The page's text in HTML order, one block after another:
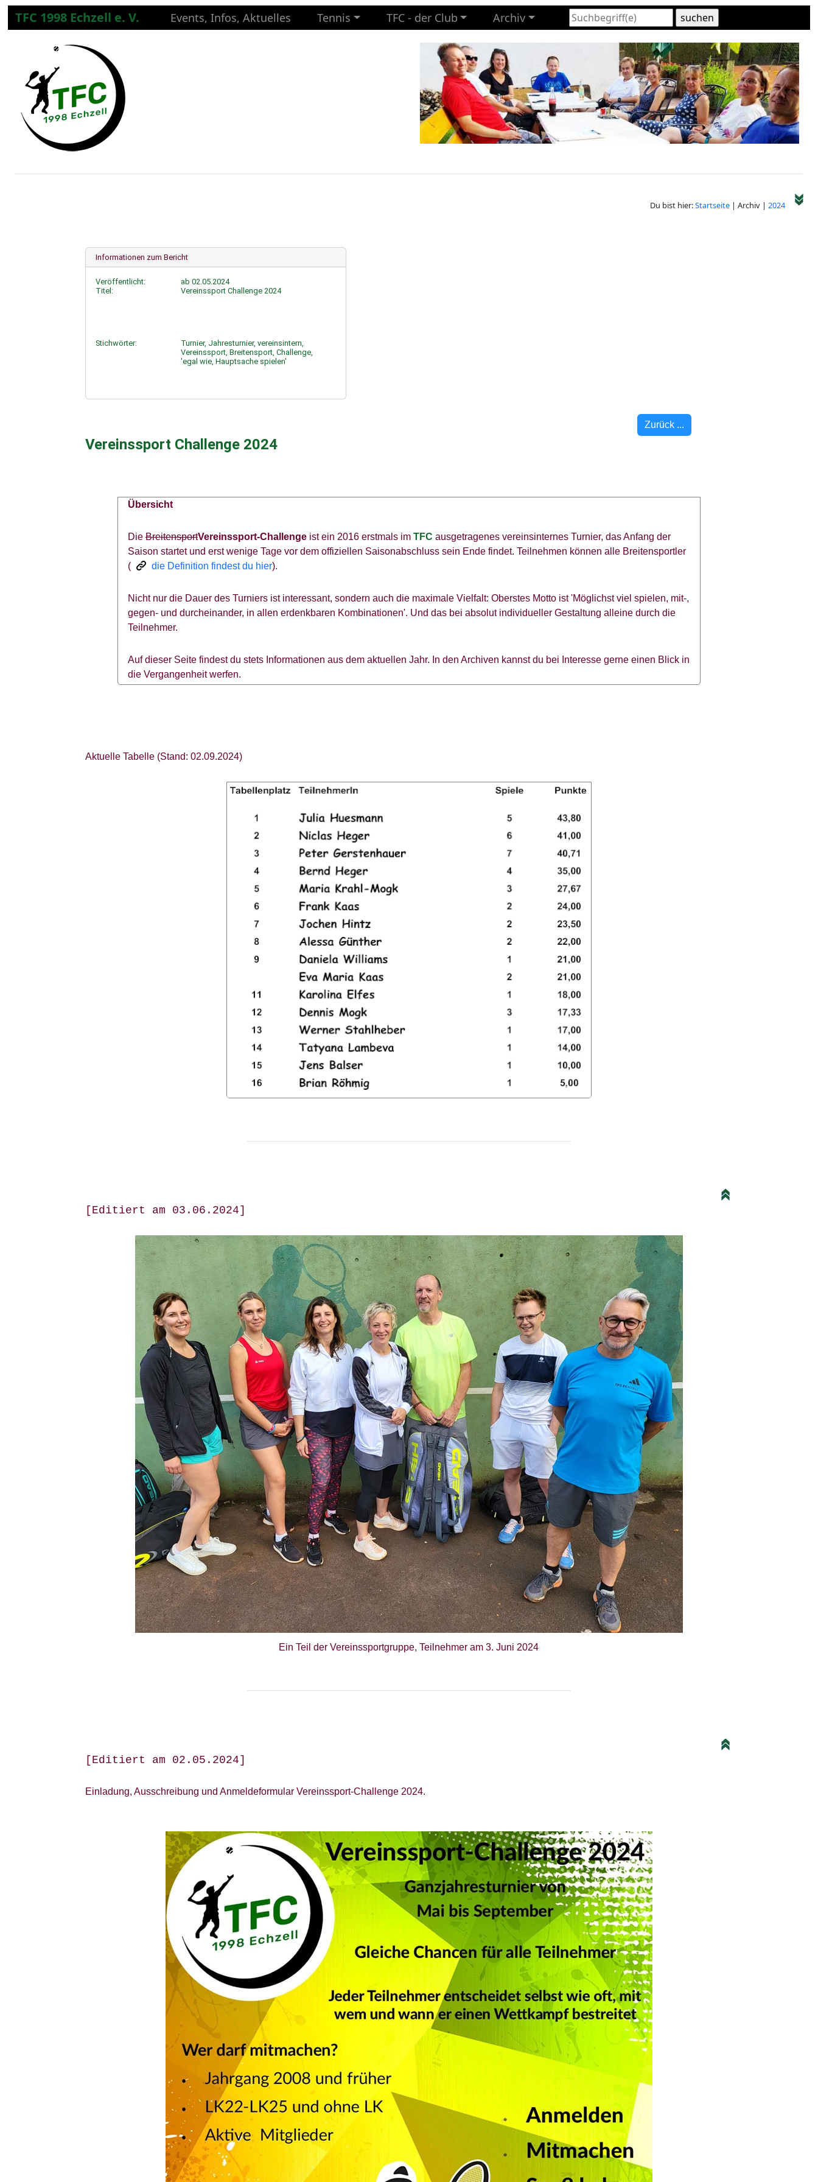
TFC 1998 Echzell e. V. Events, Infos, Aktuelles Tennis TFC - der Club Archiv
Du bist hier:Startseite | Archiv | 2024
Informationen zum Bericht
Veröffentlicht:
Titel:
ab 02.05.2024
Vereinssport Challenge 2024
Stichwörter:
Turnier, Jahresturnier, vereinsintern,
Vereinssport, Breitensport, Challenge,
'egal wie, Hauptsache spielen'
Zurück ...
Vereinssport Challenge 2024
Übersicht
Die BreitensportVereinssport-Challengeist ein 2016 erstmals im TFC ausgetragenes vereinsinternes Turnier, das Anfang der
Saison startet und erst wenige Tage vor dem offiziellen Saisonabschluss sein Ende findet. Teilnehmen können alle Breitensportler
(
die Definition findest du hier).
Nicht nur die Dauer des Turniers ist interessant, sondern auch die maximale Vielfalt: Oberstes Motto ist 'Möglichst viel spielen, mit-,
gegen- und durcheinander, in allen erdenkbaren Kombinationen'. Und das bei absolut individueller Gestaltung alleine durch die
Teilnehmer.
Auf dieser Seite findest du stets Informationen aus dem aktuellen Jahr. In den Archiven kannst du bei Interesse gerne einen Blick in
die Vergangenheit werfen.
Aktuelle Tabelle (Stand: 02.09.2024)
[Editiert am 03.06.2024]
Ein Teil der Vereinssportgruppe, Teilnehmer am 3. Juni 2024
[Editiert am 02.05.2024]
Einladung, Ausschreibung und Anmeldeformular Vereinssport-Challenge 2024.